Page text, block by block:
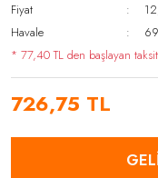
Fiyat
Havale
* 77,40 TL den başlayan
726,75 TL